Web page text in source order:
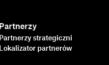
Partnerzy
Partnerzy strategiczni
Lokalizator partnerów